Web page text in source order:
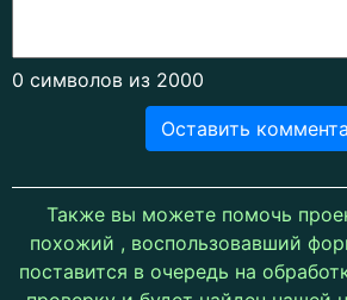
0 символов из 2000
Оставить
Также вы можете помочь
похожий , воспользовавший
поставится в очередь на